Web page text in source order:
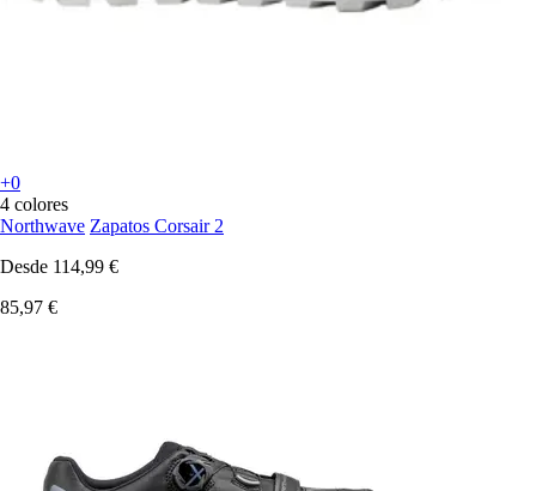
+0
4 colores
Northwave Zapatos Corsair 2
Desde 114,99 €
85,97 €